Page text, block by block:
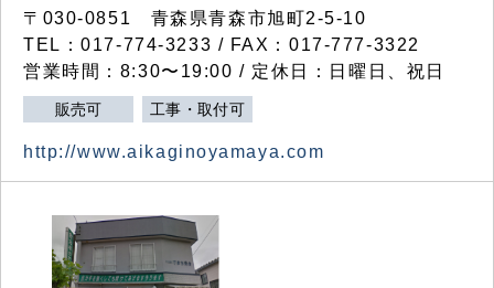
〒030-0851 青森県青森市旭町2-5-10
TEL：017-774-3233 / FAX：017-777-3322
営業時間：8:30〜19:00 / 定休日：日曜日、祝日
販売可 工事・取付可
http://www.aikaginoyamaya.com